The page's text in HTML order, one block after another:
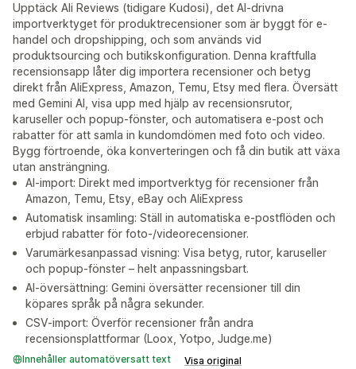
Upptäck Ali Reviews (tidigare Kudosi), det AI-drivna
importverktyget för produktrecensioner som är byggt för e-
handel och dropshipping, och som används vid
produktsourcing och butikskonfiguration. Denna kraftfulla
recensionsapp låter dig importera recensioner och betyg
direkt från AliExpress, Amazon, Temu, Etsy med flera. Översätt
med Gemini AI, visa upp med hjälp av recensionsrutor,
karuseller och popup-fönster, och automatisera e-post och
rabatter för att samla in kundomdömen med foto och video.
Bygg förtroende, öka konverteringen och få din butik att växa
utan ansträngning.
AI-import: Direkt med importverktyg för recensioner från
Amazon, Temu, Etsy, eBay och AliExpress
Automatisk insamling: Ställ in automatiska e-postflöden och
erbjud rabatter för foto-/videorecensioner.
Varumärkesanpassad visning: Visa betyg, rutor, karuseller
och popup-fönster – helt anpassningsbart.
AI-översättning: Gemini översätter recensioner till din
köpares språk på några sekunder.
CSV-import: Överför recensioner från andra
recensionsplattformar (Loox, Yotpo, Judge.me)
Innehåller automatöversatt text Visa original